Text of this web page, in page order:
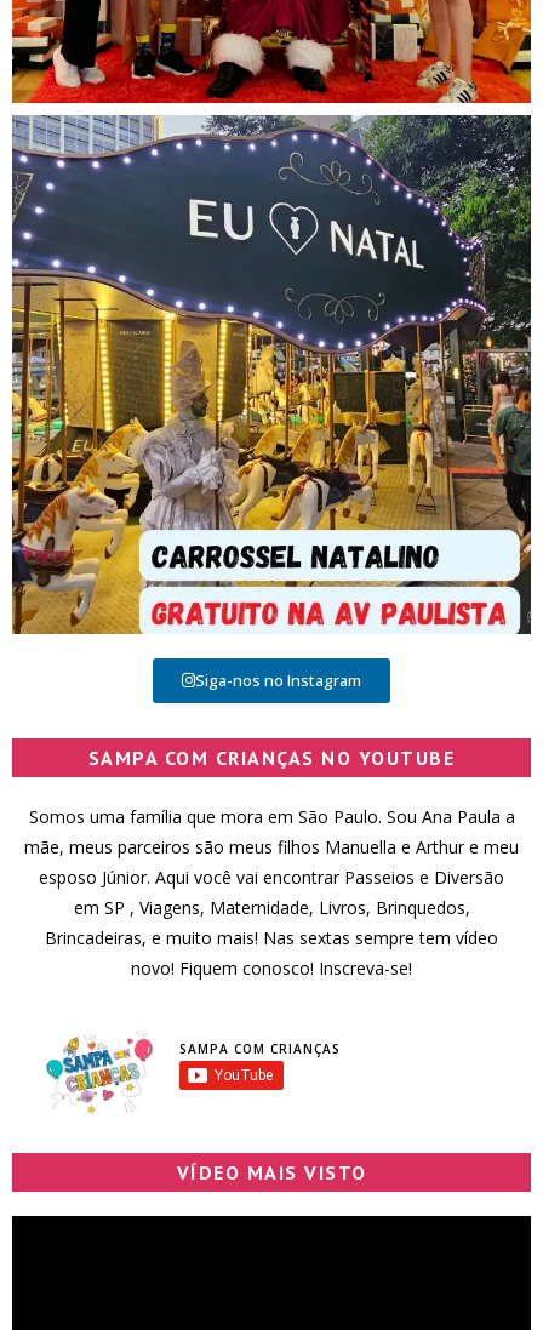
Siga-nos no Instagram
SAMPA COM CRIANÇAS NO YOUTUBE
Somos uma família que mora em São Paulo. Sou Ana Paula a
mãe, meus parceiros são meus filhos Manuella e Arthur e meu
esposo Júnior. Aqui você vai encontrar Passeios e Diversão
em SP , Viagens, Maternidade, Livros, Brinquedos,
Brincadeiras, e muito mais! Nas sextas sempre tem vídeo
novo! Fiquem conosco! Inscreva-se!
SAMPA COM CRIANÇAS
VÍDEO MAIS VISTO